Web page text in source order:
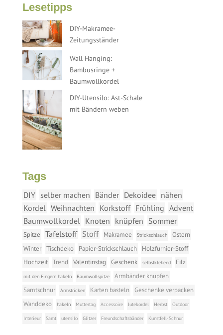
Lesetipps
DIY-Makramee-
Zeitungsständer
Wall Hanging:
Bambusringe +
Baumwollkordel
DIY-Utensilo: Ast-Schale
mit Bändern weben
Tags
DIY selber machen Bänder Dekoidee nähen
Kordel Weihnachten Korkstoff Frühling Advent
Baumwollkordel Knoten knüpfen Sommer
Spitze Tafelstoff Stoff Makramee Strickschlauch
Ostern
Winter
Tischdeko Papier-Strickschlauch
Holzfurnier-Stoff
Hochzeit
Trend Valentinstag Geschenk selbstklebend Filz
mit den Fingern häkeln Baumwollspitze
Armbänder knüpfen
Samtschnur
Armstricken Karten basteln
Geschenke verpacken
Wanddeko
häkeln Muttertag Accessoire Jutekordel Herbst Outdoor
Interieur Samt utensilo Glitzer Freundschaftsbänder Kunstfell-Schnur